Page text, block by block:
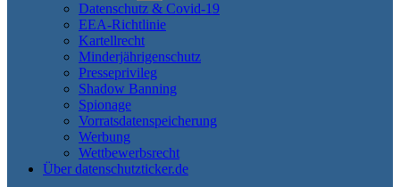
Datenschutz & Covid-19
EEA-Richtlinie
Kartellrecht
Minderjährigenschutz
Presseprivileg
Shadow Banning
Spionage
Vorratsdatenspeicherung
Werbung
Wettbewerbsrecht
Über datenschutzticker.de